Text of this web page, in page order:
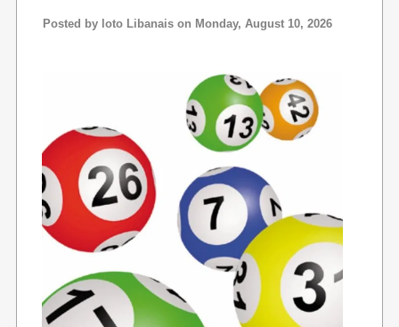
Posted by loto Libanaison Monday, August 10, 2026